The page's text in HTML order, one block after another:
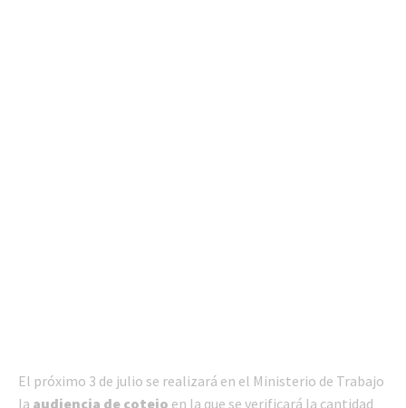
El próximo 3 de julio se realizará en el Ministerio de Trabajo
la audiencia de cotejo en la que se verificará la cantidad